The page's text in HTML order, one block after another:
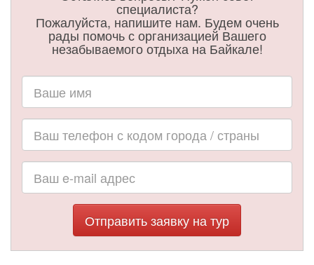
специалиста?
Пожалуйста, напишите нам. Будем очень
рады помочь с организацией Вашего
незабываемого отдыха на Байкале!
Отправить заявку на тур